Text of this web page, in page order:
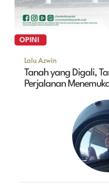
OPINI
Lalu Azwin
Tanah yang Digali,
Perjalanan